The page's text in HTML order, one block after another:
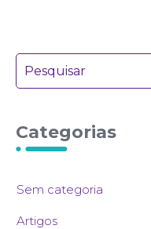
Categorias
Sem categoria
Artigos